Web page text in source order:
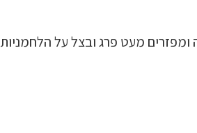
ומפזרים מעט פרג ובצל על הלחמניות